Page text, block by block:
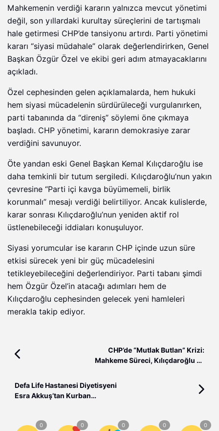
Mahkemenin verdiği kararın yalnızca mevcut yönetimi
değil, son yıllardaki kurultay süreçlerini de tartışmalı
hale getirmesi CHP’de tansiyonu artırdı. Parti yönetimi
kararı “siyasi müdahale” olarak değerlendirirken, Genel
Başkan Özgür Özel ve ekibi geri adım atmayacaklarını
açıkladı.
Özel cephesinden gelen açıklamalarda, hem hukuki
hem siyasi mücadelenin sürdürüleceği vurgulanırken,
parti tabanında da “direniş” söylemi öne çıkmaya
başladı. CHP yönetimi, kararın demokrasiye zarar
verdiğini savunuyor.
Öte yandan eski Genel Başkan Kemal Kılıçdaroğlu ise
daha temkinli bir tutum sergiledi. Kılıçdaroğlu’nun yakın
çevresine “Parti içi kavga büyümemeli, birlik
korunmalı” mesajı verdiği belirtiliyor. Ancak kulislerde,
karar sonrası Kılıçdaroğlu’nun yeniden aktif rol
üstlenebileceği iddiaları konuşuluyor.
Siyasi yorumcular ise kararın CHP içinde uzun süre
etkisi sürecek yeni bir güç mücadelesini
tetikleyebileceğini değerlendiriyor. Parti tabanı şimdi
hem Özgür Özel’in atacağı adımları hem de
Kılıçdaroğlu cephesinden gelecek yeni hamleleri
merakla takip ediyor.
CHP’de “Mutlak Butlan” Krizi:
Mahkeme Süreci, Kılıçdaroğlu ve
Defa Life Hastanesi Diyetisyeni
Esra Akkuş’tan Kurban